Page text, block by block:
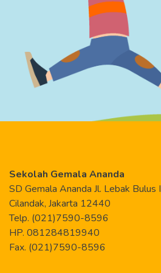
Sekolah Gemala Ananda
SD Gemala Ananda Jl. Lebak Bulus
Cilandak, Jakarta 12440
Telp. (021)7590-8596
HP. 081284819940
Fax. (021)7590-8596